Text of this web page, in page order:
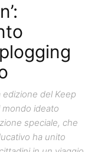
del Keep
mondo ideato
speciale, che
ha unito